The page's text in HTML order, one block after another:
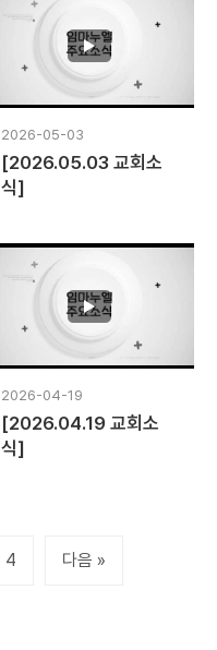
2026-05-03
[2026.05.03 교회소
식]
2026-04-19
[2026.04.19 교회소
식]
4 다음 »